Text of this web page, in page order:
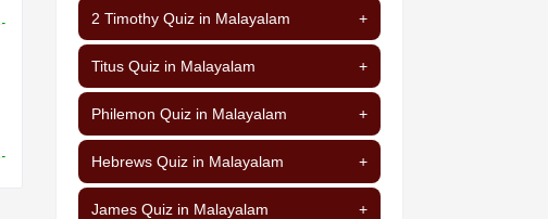
2 Timothy Quiz in Malayalam +
Titus Quiz in Malayalam +
Philemon Quiz in Malayalam +
Hebrews Quiz in Malayalam +
James Quiz in Malayalam +